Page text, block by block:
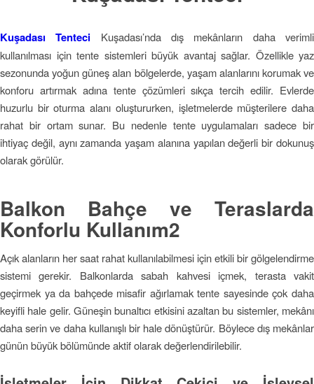
Kuşadası Tenteci
Kuşadası’nda dış mekânların daha verimli
kullanılması için tente sistemleri büyük avantaj sağlar. Özellikle yaz
sezonunda yoğun güneş alan bölgelerde, yaşam alanlarını korumak ve
konforu artırmak adına tente çözümleri sıkça tercih edilir. Evlerde
huzurlu bir oturma alanı oluştururken, işletmelerde müşterilere daha
rahat bir ortam sunar. Bu nedenle tente uygulamaları sadece bir
ihtiyaç değil, aynı zamanda yaşam alanına yapılan değerli bir dokunuş
olarak görülür.
Balkon Bahçe ve Teraslarda
Konforlu Kullanım2
Açık alanların her saat rahat kullanılabilmesi için etkili bir gölgelendirme
sistemi gerekir. Balkonlarda sabah kahvesi içmek, terasta vakit
geçirmek ya da bahçede misafir ağırlamak tente sayesinde çok daha
keyifli hale gelir. Güneşin bunaltıcı etkisini azaltan bu sistemler, mekânı
daha serin ve daha kullanışlı bir hale dönüştürür. Böylece dış mekânlar
günün büyük bölümünde aktif olarak değerlendirilebilir.